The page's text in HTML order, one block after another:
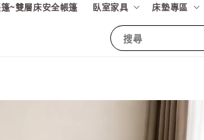
搜尋
~雙層床安全帳篷 臥室家具 床墊專區